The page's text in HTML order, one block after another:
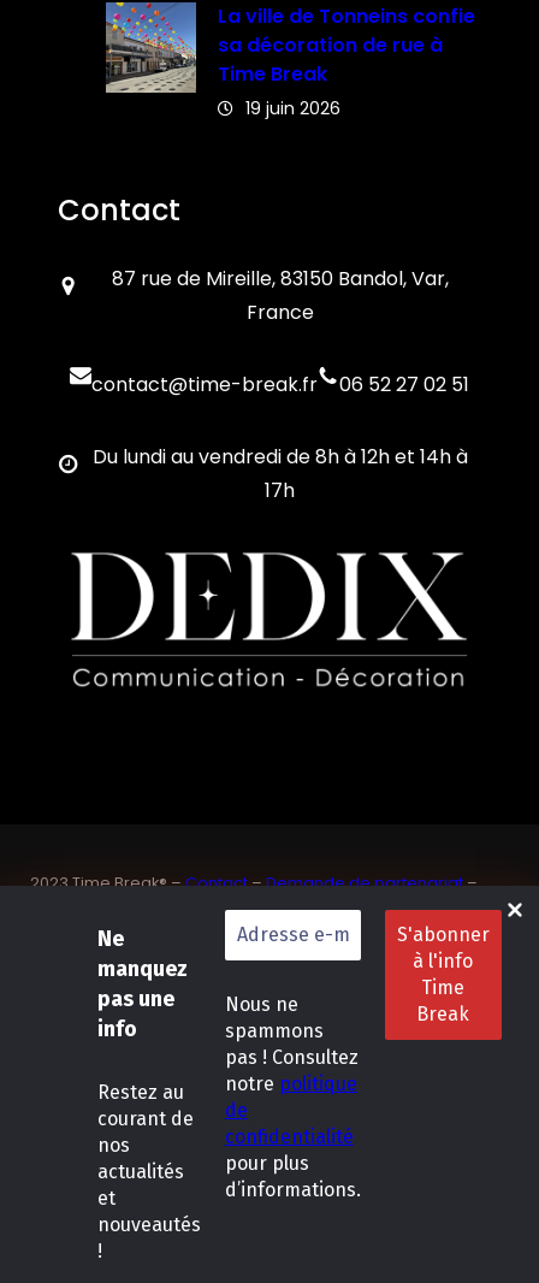
Ne
manquez
pas une
info
Restez au
courant de
nos
actualités
et
nouveautés
!
Nous ne
spammons
pas ! Consultez
notre politique
de
confidentialité
pour plus
d’informations.
La ville de Tonneins confie
sa décoration de rue à
Time Break
19 juin 2026
Contact
87 rue de Mireille, 83150 Bandol, Var,
France
contact@time-break.fr 06 52 27 02 51
Du lundi au vendredi de 8h à 12h et 14h à
17h
2023 Time Break® –Contact–Demande de partenariat–
Sponsoriser un joueur de padel français
SASU Dedix Communication – 87 rue de Mireille – 83 150
Bandol – Var
Conditions
générales de location
Follow Us :LinkedIn
Instagram